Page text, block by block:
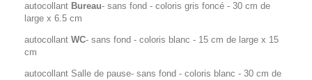
autocollant Bureau- sans fond - coloris gris foncé - 30 cm de
large x 6.5 cm
autocollant WC- sans fond - coloris blanc - 15 cm de large x 15
cm
autocollant Salle de pause- sans fond - coloris blanc - 30 cm de